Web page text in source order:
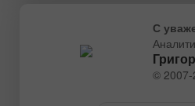
С
© 2007-